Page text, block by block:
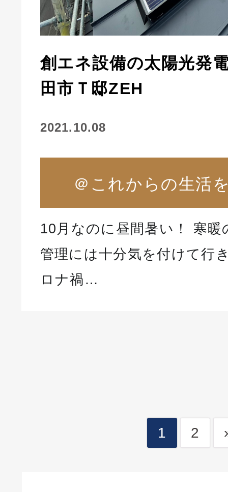
創エネ設備の太陽光発
田市Ｔ邸ZEH
2021.10.08
＠これからの生活
10月なのに昼間暑い！ 寒暖
管理には十分気を付けて行
ロナ禍…
1 2